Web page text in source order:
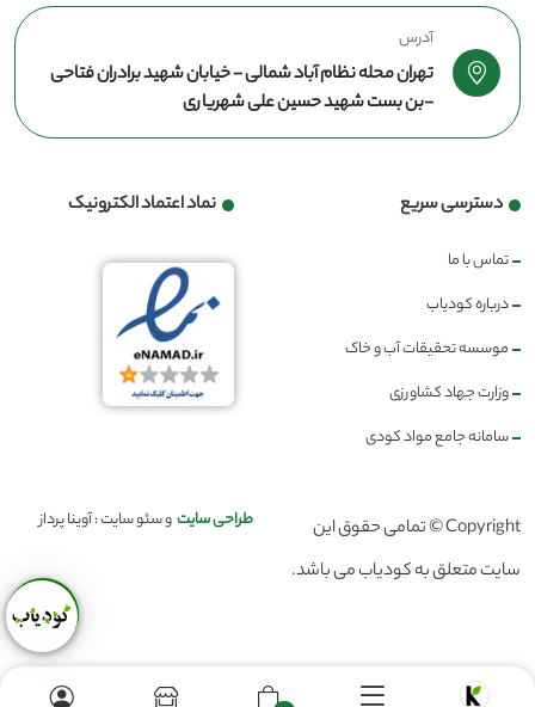
آدرس
تهران محله نظام آباد شمالی - خیابان شهید برادران فتاحی
-بن بست شهید حسین علی شهریاری
دسترسی سریع
تماس با ما
درباره کودیاب
موسسه تحقیقات آب و خاک
وزارت جهاد کشاورزی
سامانه جامع مواد کودی
نماد اعتماد الکترونیک
Copyright © تمامی حقوق این
سایت متعلق به کودیاب می باشد.
طراحی سایتو سئو سایت : آوینا پرداز